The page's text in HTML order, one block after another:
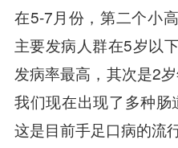
在5-7月份，第二个小
主要发病人群在5岁以
发病率最高，其次是2
我们现在出现了多种肠
这是目前手足口病的流